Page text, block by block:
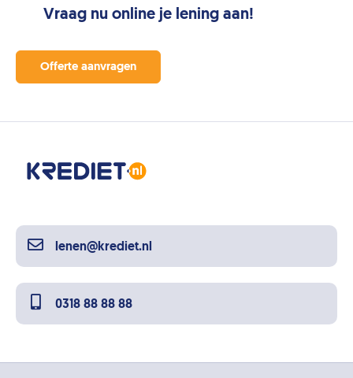
Vraag nu online je lening aan!
Offerte aanvragen
lenen@krediet.nl
0318 88 88 88